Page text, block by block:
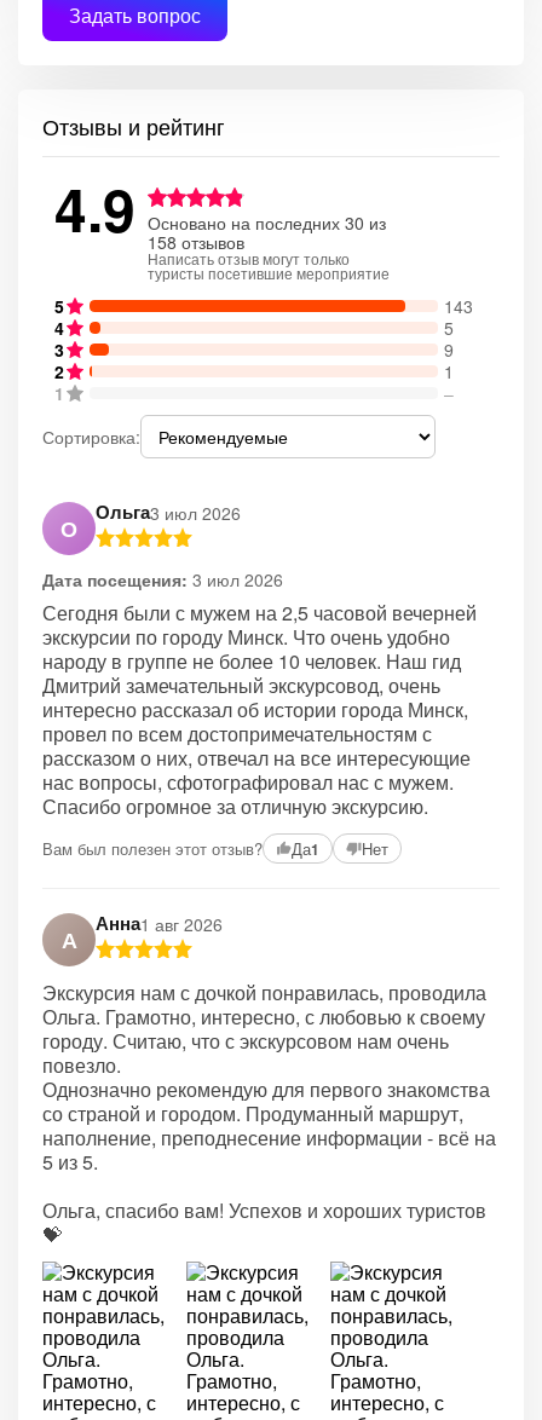
Задать вопрос
Отзывы и рейтинг
4.9 Основано на последних 30 из
158 отзывов
Написать отзыв могут только
туристы посетившие мероприятие
5
143
4
5
3
9
2
1
1
–
Сортировка:
О
Ольга3 июл 2026
Дата посещения: 3 июл 2026
Сегодня были с мужем на 2,5 часовой вечерней
экскурсии по городу Минск. Что очень удобно
народу в группе не более 10 человек. Наш гид
Дмитрий замечательный экскурсовод, очень
интересно рассказал об истории города Минск,
провел по всем достопримечательностям с
рассказом о них, отвечал на все интересующие
нас вопросы, сфотографировал нас с мужем.
Спасибо огромное за отличную экскурсию.
Вам был полезен этот отзыв? Да1 Нет
А
Анна1 авг 2026
Экскурсия нам с дочкой понравилась, проводила
Ольга. Грамотно, интересно, с любовью к своему
городу. Считаю, что с экскурсовом нам очень
повезло.
Однозначно рекомендую для первого знакомства
со страной и городом. Продуманный маршрут,
наполнение, преподнесение информации - всё на
5 из 5.
Ольга, спасибо вам! Успехов и хороших туристов
💝